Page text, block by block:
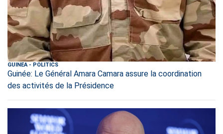
GUINEA- POLITICS
Guinée: Le Général Amara Camara assure la coordination
des activités de la Présidence